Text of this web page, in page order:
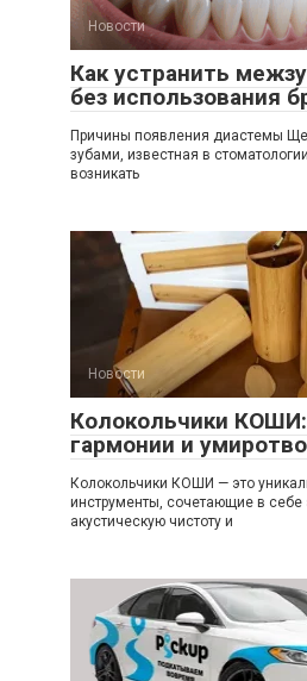
Новости
Как устранить
без использования
Причины появления диастемы
зубами, известная в
возникать
Новости
Колокольчики КОШИ:
гармонии и
Колокольчики КОШИ — это
инструменты, сочетающие в себе
акустическую чистоту и